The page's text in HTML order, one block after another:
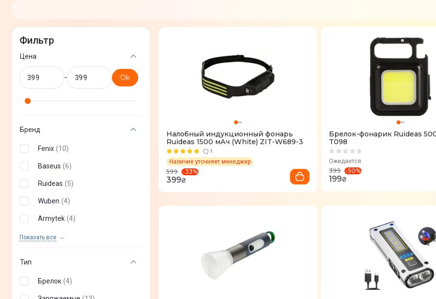
Фильтр
Цена
- Ok
Бренд
Fenix (10)
Baseus (6)
Ruideas (5)
Wuben (4)
Armytek (4)
Показать все
NexTool
Тип
Брелок (4)
Налобный индукционный фонарь
Ruideas 1500 мАч (White) ZIT-W689-3
1
Наличие уточняет менеджер
599 -33%
399₴
Брелок-фонарик Ruideas
T098
Ожидается
399 -50%
199₴